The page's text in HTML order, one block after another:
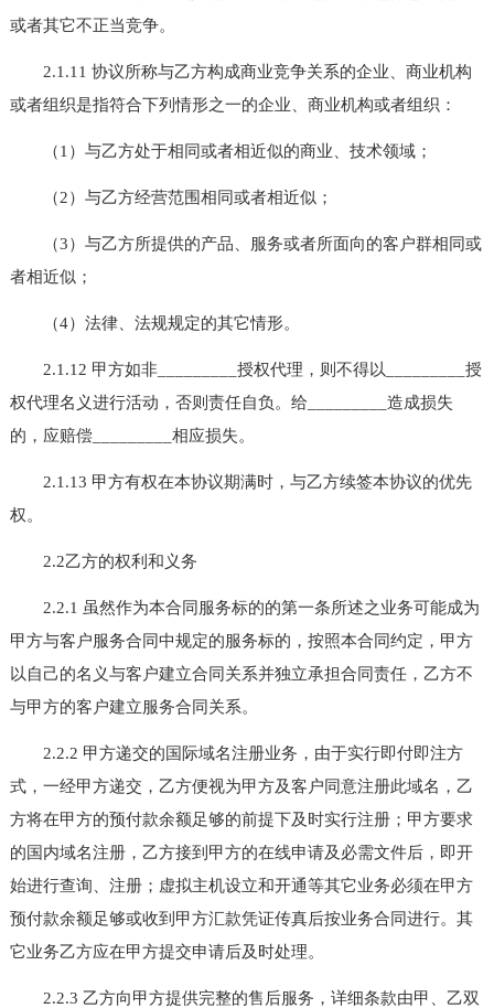
或者其它不正当竞争。
2.1.11 协议所称与乙方构成商业竞争关系的企业、商业机构
或者组织是指符合下列情形之一的企业、商业机构或者组织：
（1）与乙方处于相同或者相近似的商业、技术领域；
（2）与乙方经营范围相同或者相近似；
（3）与乙方所提供的产品、服务或者所面向的客户群相同或
者相近似；
（4）法律、法规规定的其它情形。
2.1.12 甲方如非_________授权代理，则不得以_________授
权代理名义进行活动，否则责任自负。给_________造成损失
的，应赔偿_________相应损失。
2.1.13 甲方有权在本协议期满时，与乙方续签本协议的优先
权。
2.2乙方的权利和义务
2.2.1 虽然作为本合同服务标的的第一条所述之业务可能成为
甲方与客户服务合同中规定的服务标的，按照本合同约定，甲方
以自己的名义与客户建立合同关系并独立承担合同责任，乙方不
与甲方的客户建立服务合同关系。
2.2.2 甲方递交的国际域名注册业务，由于实行即付即注方
式，一经甲方递交，乙方便视为甲方及客户同意注册此域名，乙
方将在甲方的预付款余额足够的前提下及时实行注册；甲方要求
的国内域名注册，乙方接到甲方的在线申请及必需文件后，即开
始进行查询、注册；虚拟主机设立和开通等其它业务必须在甲方
预付款余额足够或收到甲方汇款凭证传真后按业务合同进行。其
它业务乙方应在甲方提交申请后及时处理。
2.2.3 乙方向甲方提供完整的售后服务，详细条款由甲、乙双